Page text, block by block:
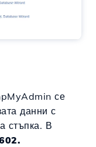
се
данни с
стъпка. В